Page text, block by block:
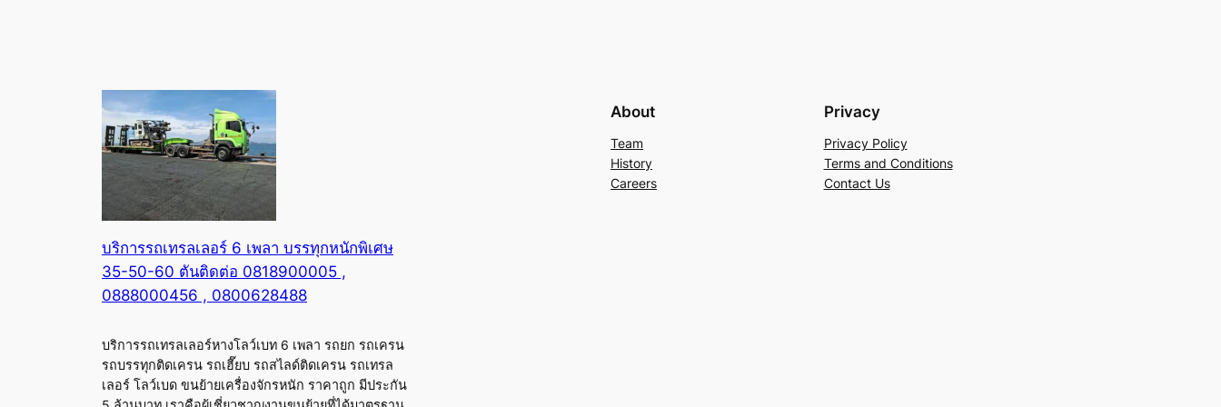
บริการรถเทรลเลอร์ 6 เพลา บรรทุกหนักพิเศษ
35-50-60 ตันติดต่อ 0818900005 ,
0888000456 , 0800628488
บริการรถเทรลเลอร์หางโลว์เบท 6 เพลา รถยก รถเครน
รถบรรทุกติดเครน รถเฮี๊ยบ รถสไลด์ติดเครน รถเทรล
เลอร์ โลว์เบด ขนย้ายเครื่องจักรหนัก ราคาถูก มีประกัน
About
Team
History
Careers
Privacy
Privacy Policy
Terms and Conditions
Contact Us